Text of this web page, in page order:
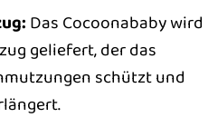
Das Cocoonababy wird
geliefert, der das
schützt und